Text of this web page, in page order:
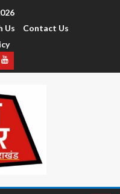
Us
Contact Us